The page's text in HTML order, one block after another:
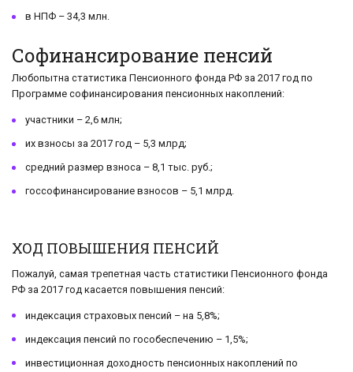
в НПФ – 34,3 млн.
Софинансирование пенсий
Любопытна статистика Пенсионного фонда РФ за 2017 год по
Программе софинансирования пенсионных накоплений:
участники – 2,6 млн;
их взносы за 2017 год – 5,3 млрд;
средний размер взноса – 8,1 тыс. руб.;
госсофинансирование взносов – 5,1 млрд.
ХОД ПОВЫШЕНИЯ ПЕНСИЙ
Пожалуй, самая трепетная часть статистики Пенсионного фонда
РФ за 2017 год касается повышения пенсий:
индексация страховых пенсий – на 5,8%;
индексация пенсий по гособеспечению – 1,5%;
инвестиционная доходность пенсионных накоплений по